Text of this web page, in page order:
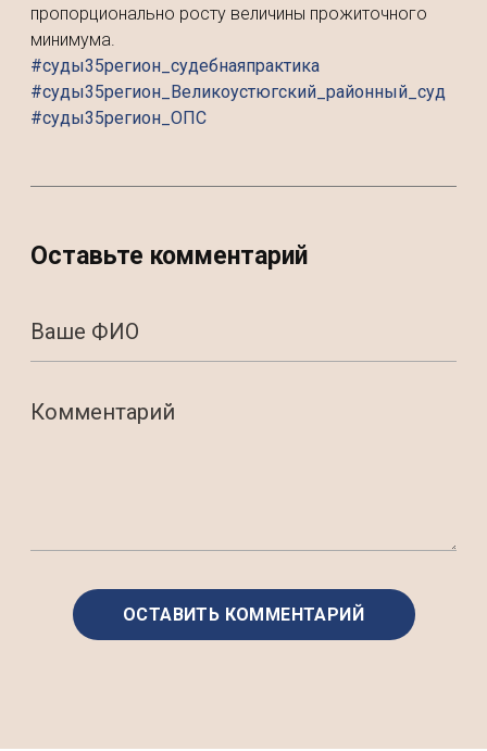
пропорционально росту величины прожиточного
минимума.
#суды35регион_судебнаяпрактика
#суды35регион_Великоустюгский_районный_суд
#суды35регион_ОПС
Оставьте комментарий